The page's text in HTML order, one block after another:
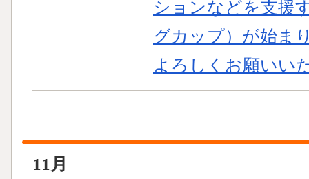
ションなどを支援
グカップ）が始ま
よろしくお願いい
11月